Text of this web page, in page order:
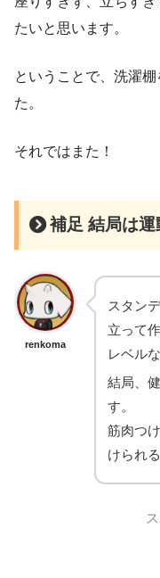
たいと思います。
ということで、洗濯
た。
それではまた！
補足 結局は運
renkoma
スタン
立って
レベル
結局、
す。
筋肉つ
けられ